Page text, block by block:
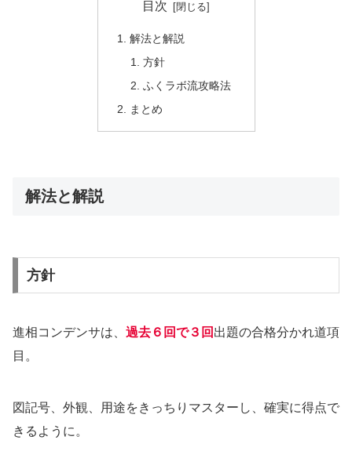
目次
解法と解説
方針
ふくラボ流攻略法
まとめ
解法と解説
方針
進相コンデンサは、 過去６回で３回 出題の合格分かれ道項
目。
図記号、外観、用途をきっちりマスターし、確実に得点で
きるように。